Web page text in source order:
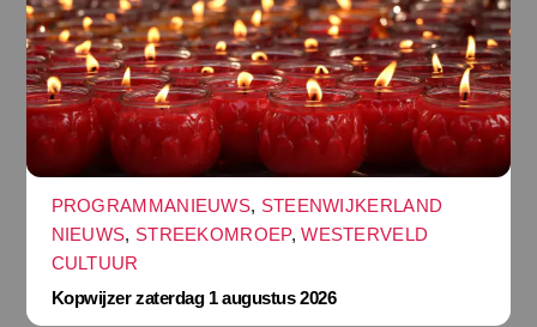
PROGRAMMANIEUWS, STEENWIJKERLAND
NIEUWS, STREEKOMROEP,WESTERVELD
CULTUUR
Kopwijzer zaterdag 1 augustus 2026